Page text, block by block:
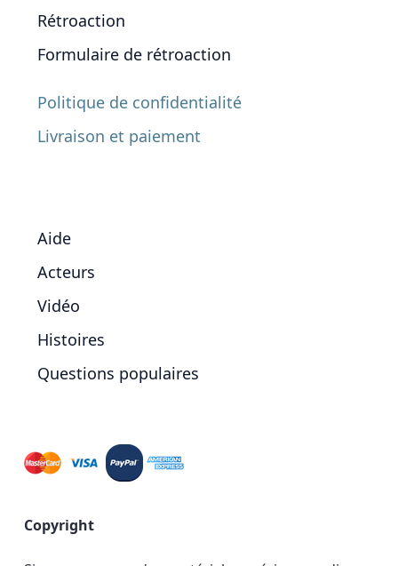
Rétroaction
Formulaire de rétroaction
Politique de confidentialité
Livraison et paiement
Aide
Acteurs
Vidéo
Histoires
Questions populaires
Copyright